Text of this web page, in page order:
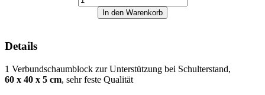
Details
1 Verbundschaumblock zur Unterstützung bei Schulterstand,
60 x 40 x 5 cm, sehr feste Qualität